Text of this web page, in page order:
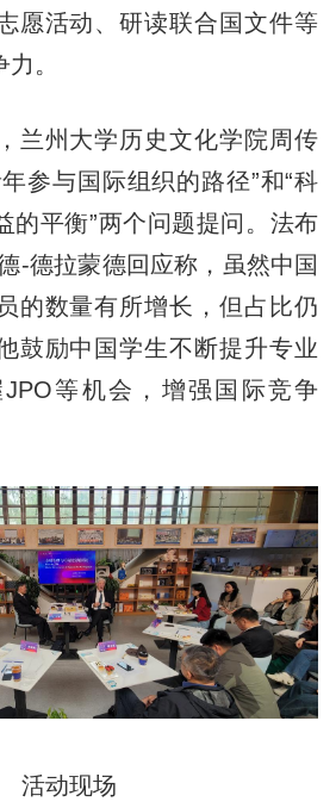
愿活动、研读联合国文件等
。
州大学历史文化学院周传
参与国际组织的路径”和“科
的平衡”两个问题提问。法布
-德拉蒙德回应称，虽然中国
的数量有所增长，但占比仍
鼓励中国学生不断提升专业
等机会，增强国际竞争
活动现场